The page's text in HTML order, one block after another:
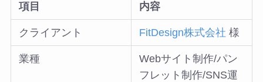
項目 内容
クライアント FitDesign株式会社 様
業種
Webサイト制作/パン
フレット制作/SNS運